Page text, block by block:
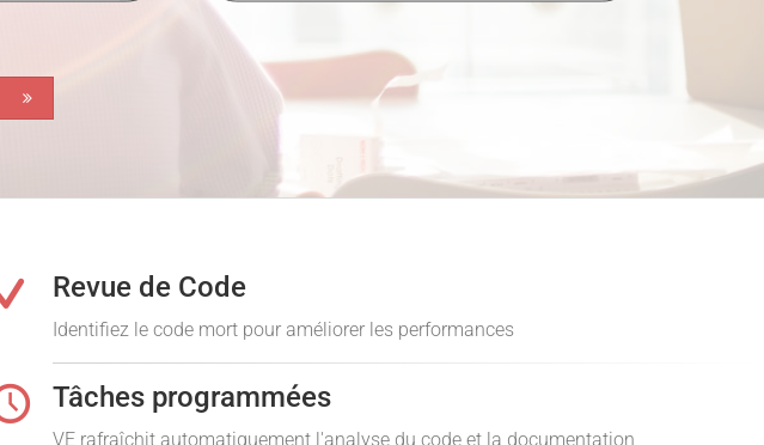
Revue de Code
Identifiez le code mort pour améliorer les performances
Tâches programmées
VE rafraîchit automatiquement l'analyse du code et la documentation